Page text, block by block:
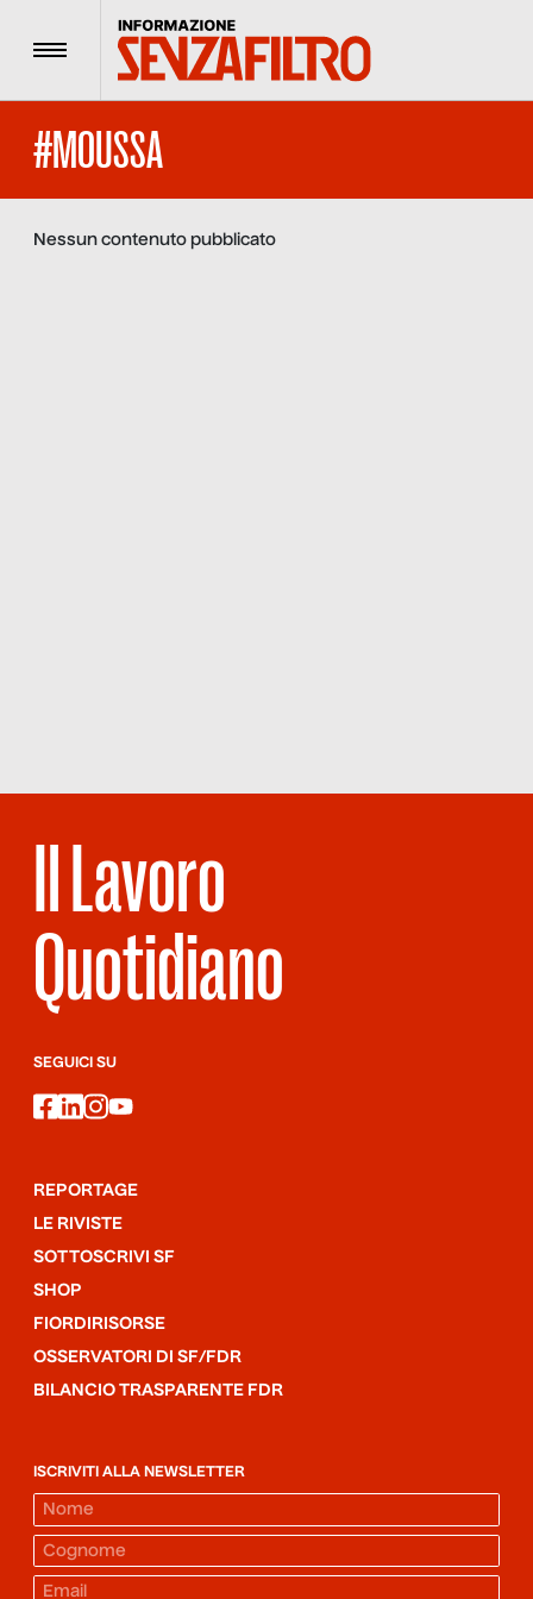
Menu
#MOUSSA
Nessun contenuto pubblicato
Il Lavoro
Quotidiano
SEGUICI SU
facebook
linkedin
instagram
youtube
REPORTAGE
LE RIVISTE
SOTTOSCRIVI SF
SHOP
FIORDIRISORSE
OSSERVATORI DI SF/FDR
BILANCIO TRASPARENTE FDR
ISCRIVITI ALLA NEWSLETTER